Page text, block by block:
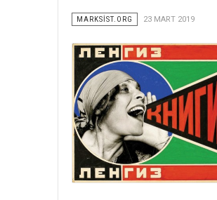
MARKSİST.ORG 23 MART 2019